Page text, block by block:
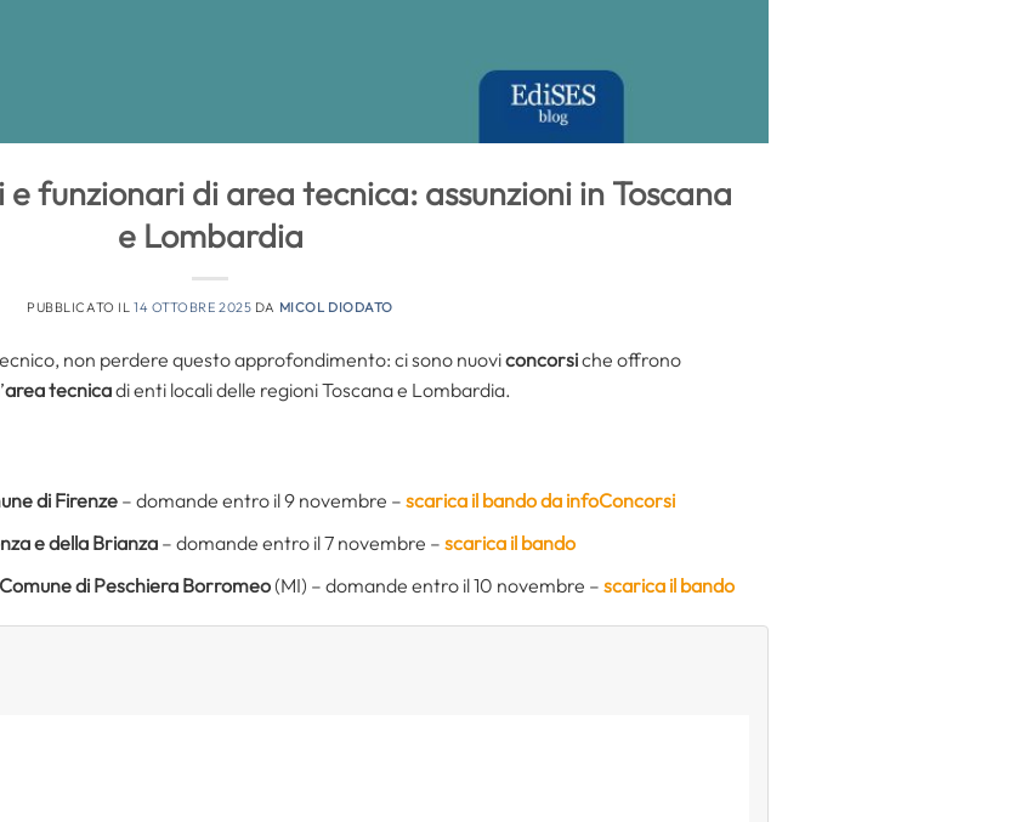
funzionari di area tecnica: assunzioni in Toscana
e Lombardia
PUBBLICATO IL 14 OTTOBRE 2025 DA MICOL DIODATO
non perdere questo approfondimento: ci sono nuoviconcorsiche offrono
area tecnicadi enti locali delle regioni Toscana e Lombardia.
di Firenze– domande entro il 9 novembre – scarica il bando da infoConcorsi
e della Brianza– domande entro il 7 novembre – scarica il bando
Comune di Peschiera Borromeo(MI) – domande entro il 10 novembre – scarica il bando